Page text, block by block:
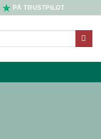
PÅ TRUSTPILOT